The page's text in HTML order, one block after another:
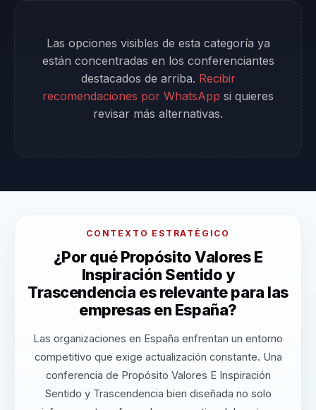
Las opciones visibles de esta categoría ya
están concentradas en los conferenciantes
destacados de arriba. Recibir
recomendaciones por WhatsApp si quieres
revisar más alternativas.
CONTEXTO ESTRATÉGICO
¿Por qué Propósito Valores E
Inspiración Sentido y
Trascendencia es relevante para las
empresas en España?
Las organizaciones en España enfrentan un entorno
competitivo que exige actualización constante. Una
conferencia de Propósito Valores E Inspiración
Sentido y Trascendencia bien diseñada no solo